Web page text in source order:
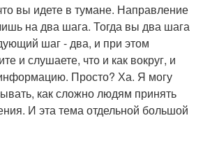
вы идете в тумане. Направление
на два шага. Тогда вы два шага
шаг - два, и при этом
и слушаете, что и как вокруг, и
Просто? Ха. Я могу
как сложно людям принять
И эта тема отдельной большой